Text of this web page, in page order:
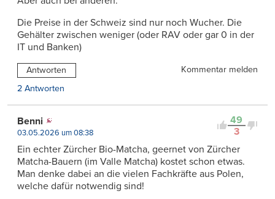
Die Preise in der Schweiz sind nur noch Wucher. Die
Gehälter zwischen weniger (oder RAV oder gar 0 in der
IT und Banken)
Antworten
Kommentar melden
2 Antworten
49
3
Benni
03.05.2026 um 08:38
Ein echter Zürcher Bio-Matcha, geernet von Zürcher
Matcha-Bauern (im Valle Matcha) kostet schon etwas.
Man denke dabei an die vielen Fachkräfte aus Polen,
welche dafür notwendig sind!